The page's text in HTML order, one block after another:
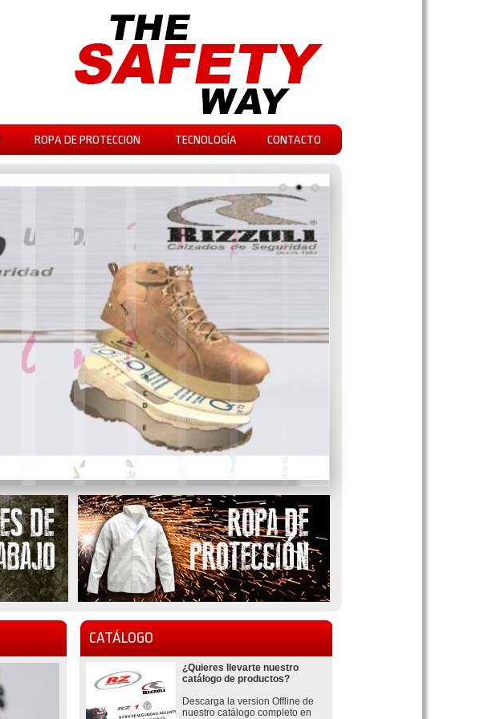
ROPA DE PROTECCION TECNOLOGÍA CONTACTO
CATÁLOGO
¿Quieres llevarte nuestro
catálogo de productos?
Descarga la version Offline de
nuestro catálogo completo en